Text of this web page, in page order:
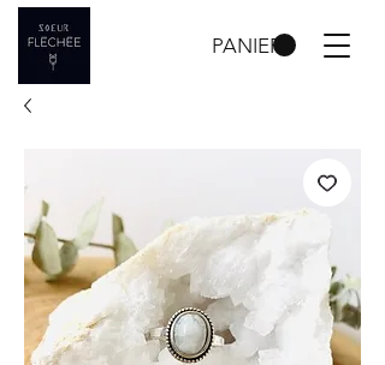
PANIER